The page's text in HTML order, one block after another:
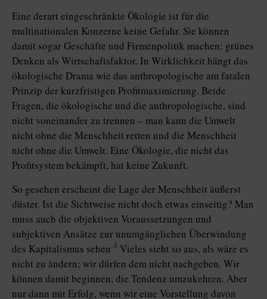
Eine derart eingeschränkte Ökologie ist für die
multinationalen Konzerne keine Gefahr. Sie können
damit sogar Geschäfte und Firmenpolitik machen: grünes
Denken als Wirtschaftsfaktor. In Wirklichkeit hängt das
ökologische Drama wie das anthropologische am fatalen
Prinzip der kurzfristigen Profitmaximierung. Beide
Fragen, die ökologische und die anthropologische, sind
nicht voneinander zu trennen – man kann die Umwelt
nicht ohne die Menschheit retten und die Menschheit
nicht ohne die Umwelt. Eine Ökologie, die nicht das
Profitsystem bekämpft, hat keine Zukunft.
So gesehen erscheint die Lage der Menschheit äußerst
düster. Ist die Sichtweise nicht doch etwas einseitig? Man
muss auch die objektiven Voraussetzungen und
subjektiven Ansätze zur unumgänglichen Überwindung
des Kapitalismus sehen.4 Vieles sieht so aus, als wäre es
nicht zu ändern; wir dürfen dem nicht nachgeben. Wir
können damit beginnen, die Tendenz umzukehren. Aber
nur dann mit Erfolg, wenn wir eine Vorstellung davon